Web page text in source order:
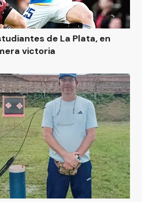
de La Plata, en
victoria